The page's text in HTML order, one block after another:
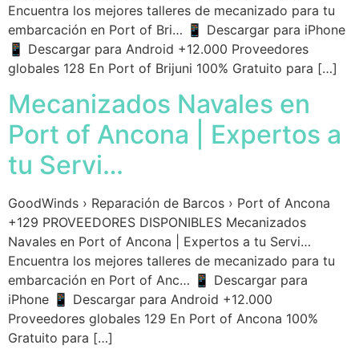
Encuentra los mejores talleres de mecanizado para tu
embarcación en Port of Bri… 📱 Descargar para iPhone
📱 Descargar para Android +12.000 Proveedores
globales 128 En Port of Brijuni 100% Gratuito para […]
Mecanizados Navales en
Port of Ancona | Expertos a
tu Servi…
GoodWinds › Reparación de Barcos › Port of Ancona
+129 PROVEEDORES DISPONIBLES Mecanizados
Navales en Port of Ancona | Expertos a tu Servi…
Encuentra los mejores talleres de mecanizado para tu
embarcación en Port of Anc… 📱 Descargar para
iPhone 📱 Descargar para Android +12.000
Proveedores globales 129 En Port of Ancona 100%
Gratuito para […]